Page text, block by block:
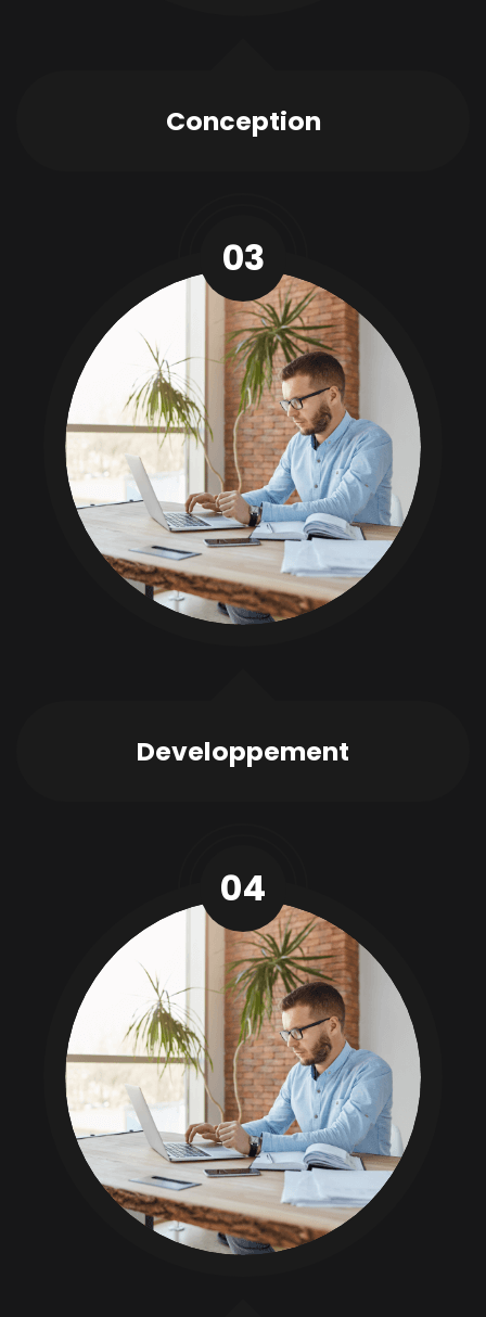
Conception
03
Developpement
04